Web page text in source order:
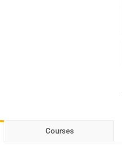
Courses